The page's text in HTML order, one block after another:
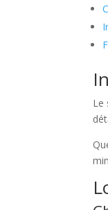
Le